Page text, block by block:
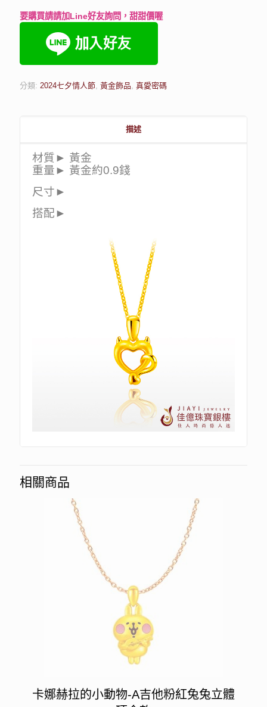
要購買請請加Line好友詢問，甜甜價喔
分類: 2024七夕情人節, 黃金飾品, 真愛密碼
描述
材質► 黃金
重量► 黃金約0.9錢
尺寸►
搭配►
相關商品
卡娜赫拉的小動物-A吉他粉紅兔兔立體